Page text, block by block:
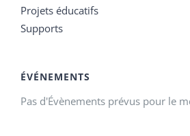
Projets éducatifs
Supports
ÉVÉNEMENTS
Pas d'Évènements prévus pour le